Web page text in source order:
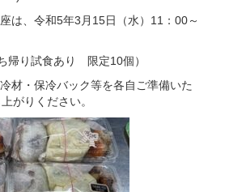
は、令和5年3月15日（水）11：00～
帰り試食あり 限定10個）
材・保冷バック等を各自ご準備いた
がりください。